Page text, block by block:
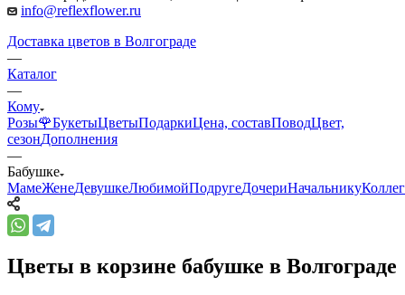
info@reflexflower.ru
Доставка цветов в Волгограде
—
Каталог
—
Кому
Розы🌹БукетыЦветыПодаркиЦена, составПоводЦвет,
сезонДополнения
—
Бабушке
МамеЖенеДевушкеЛюбимойПодругеДочериНачальнику
Цветы в корзине бабушке в Волгограде